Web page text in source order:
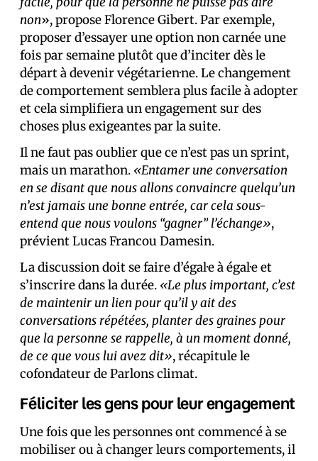
non», propose Florence Gibert. Par exemple,
proposer d’essayer une option non carnée une
fois par semaine plutôt que d’inciter dès le
départ à devenir végétarien·ne. Le changement
de comportement semblera plus facile à adopter
et cela simplifiera un engagement sur des
choses plus exigeantes par la suite.
Il ne faut pas oublier que ce n’est pas un sprint,
mais un marathon. «Entamer une conversation
en se disant que nous allons convaincre quelqu’un
n’est jamais une bonne entrée, car cela sous-
entend que nous voulons “gagner” l’échange»,
prévient Lucas Francou Damesin.
La discussion doit se faire d’égal·e à égal·e et
s’inscrire dans la durée. «Le plus important, c’est
de maintenir un lien pour qu’il y ait des
conversations répétées, planter des graines pour
que la personne se rappelle, à un moment donné,
de ce que vous lui avez dit», récapitule le
cofondateur de Parlons climat.
Féliciter les gens pour leur engagement
Une fois que les personnes ont commencé à se
mobiliser ou à changer leurs comportements, il